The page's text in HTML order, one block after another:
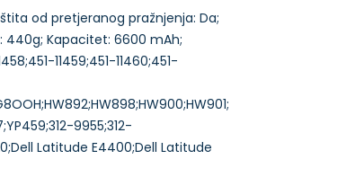
od pretjeranog pražnjenja: Da;
440g; Kapacitet: 6600 mAh;
11459;451-11460;451-
9955;312-
Latitude E4400;Dell Latitude